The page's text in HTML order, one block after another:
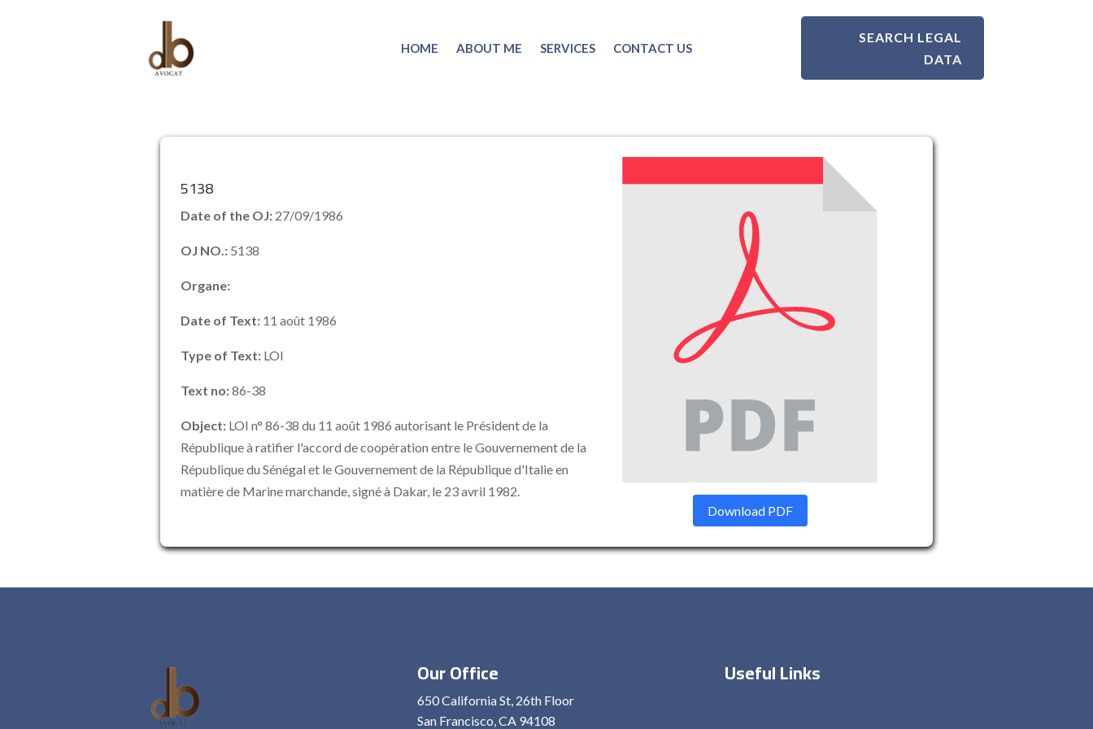
HOME ABOUT ME SERVICES CONTACT US
SEARCH LEGAL
DATA
5138
Date of the OJ: 27/09/1986
OJ NO.: 5138
Organe:
Date of Text: 11 août 1986
Type of Text: LOI
Text no:86-38
Object: LOI n° 86-38 du 11 août 1986 autorisant le Président de la
République à ratifier l'accord de coopération entre le Gouvernement de la
République du Sénégal et le Gouvernement de la République d'Italie en
matière de Marine marchande, signé à Dakar, le 23 avril 1982.
Download PDF
Our Office
650 California St, 26th Floor
San Francisco, CA 94108
Useful Links